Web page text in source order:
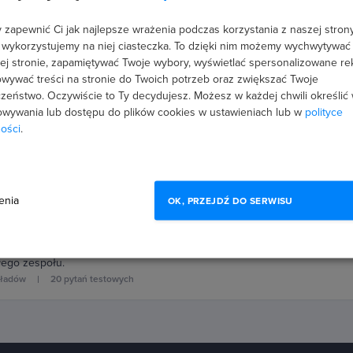
w organizacji - techniki i narzędzia dla liderów
zmiany i komunikować je pracownikom. Dowiedz się, jak z
zespołem
i motywowania różnych pokoleń do pracy. Poznaj ich
zespołu.
20 pytań testowych
zapewnić Ci jak najlepsze wrażenia podczas korzystania z naszej
na niej ciasteczka. To dzięki nim możemy wychwytywać
stronie, zapamiętywać Twoje wybory, wyświetlać spersonalizowane
treści na stronie do Twoich potrzeb oraz zwiększać Twoje
Oczywiście to Ty decydujesz. Możesz w każdej chwili określić
lub dostępu do plików cookies w ustawieniach lub w polityce
.
OK, PRZEJDŹ DO SERWISU